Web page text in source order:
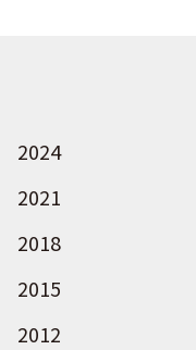
2024
2021
2018
2015
2012